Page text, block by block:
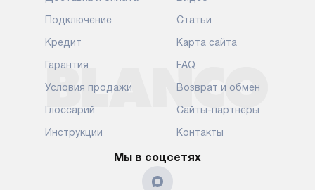
оформлении заказа.
В установленный день наша
упакованный прибор прямо
к вашей двери или до прихожей.
Если вам необходимо
переместить прибор к месту его
установки, пожалуйста,
предварительно обсудите это
с нашим менеджером. Эта
Подключение
Кредит
Гарантия
Условия продажи
Глоссарий
Инструкции
Статьи
Карта сайта
FAQ
Возврат и обмен
Сайты-партнеры
Контакты
Мы в соцсетях